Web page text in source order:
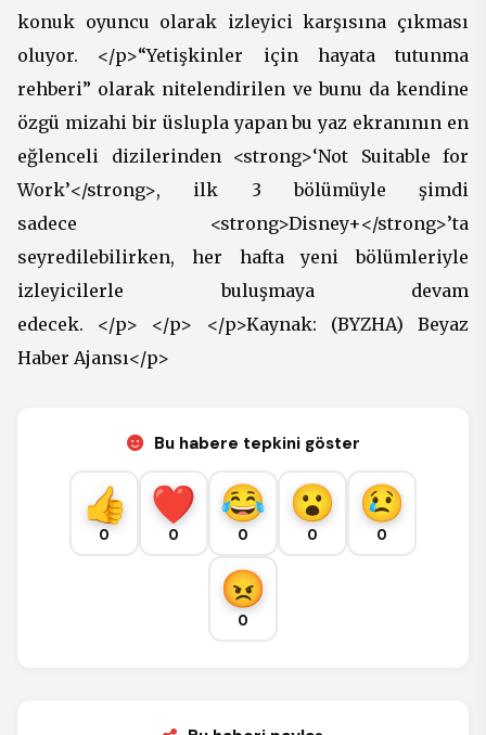
konuk oyuncu olarak izleyici karşısına çıkması
oluyor. </p>“Yetişkinler için hayata tutunma
rehberi” olarak nitelendirilen ve bunu da kendine
özgü mizahi bir üslupla yapan bu yaz ekranının en
eğlenceli dizilerinden <strong>‘Not Suitable for
Work’</strong>, ilk 3 bölümüyle şimdi
sadece <strong>Disney+</strong>’ta
seyredilebilirken, her hafta yeni bölümleriyle
izleyicilerle buluşmaya devam
edecek. </p> </p> </p>Kaynak: (BYZHA) Beyaz
Haber Ajansı</p>
Bu habere tepkini göster
0 0 0 0 0
0